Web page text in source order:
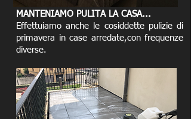
MANTENIAMO PULITA LA CASA...
Effettuiamo anche le cosiddette pulizie di
primavera in case arredate,con frequenze
diverse.